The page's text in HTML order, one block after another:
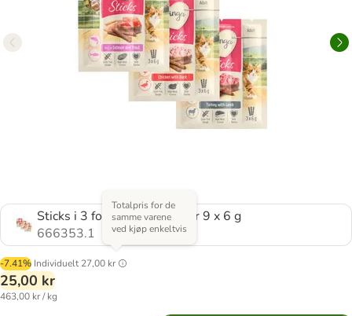
Sticks i 3 forskjellige smaker 9 x 6 g
666353.1
-7.41% Individuelt 27,00 kr
Totalpris for de
samme varene
ved kjøp enkeltvis
25,00 kr
463,00 kr / kg